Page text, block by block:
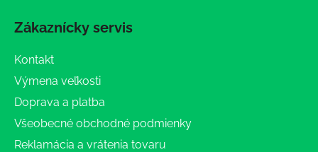
Zákaznícky servis
Kontakt
Výmena veľkosti
Doprava a platba
Všeobecné obchodné podmienky
Reklamácia a vrátenia tovaru